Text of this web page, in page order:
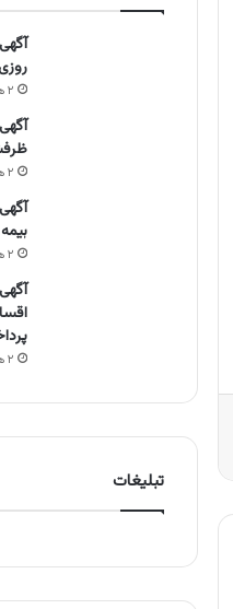
روزی ۱۰۰ هزار
۲ هفته پیش
۲ هفته پیش
بیمه
۲ هفته پیش
۲ هفته پیش
تبلیغات